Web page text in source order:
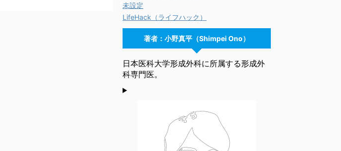
未設定
LifeHack（ライフハック）
著者：小野真平（Shimpei Ono）
日本医科大学形成外科に所属する形成外
科専門医。